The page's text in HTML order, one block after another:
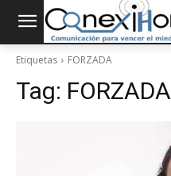
Etiquetas FORZADA
Tag: FORZADA